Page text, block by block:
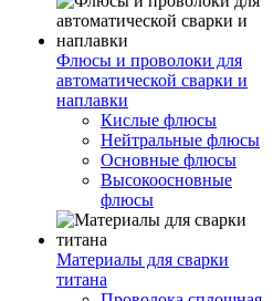
Флюсы и проволоки для
автоматической сварки и
наплавки
Кислые флюсы
Нейтральные флюсы
Основные флюсы
Высокоосновные
флюсы
Материалы для сварки
титана